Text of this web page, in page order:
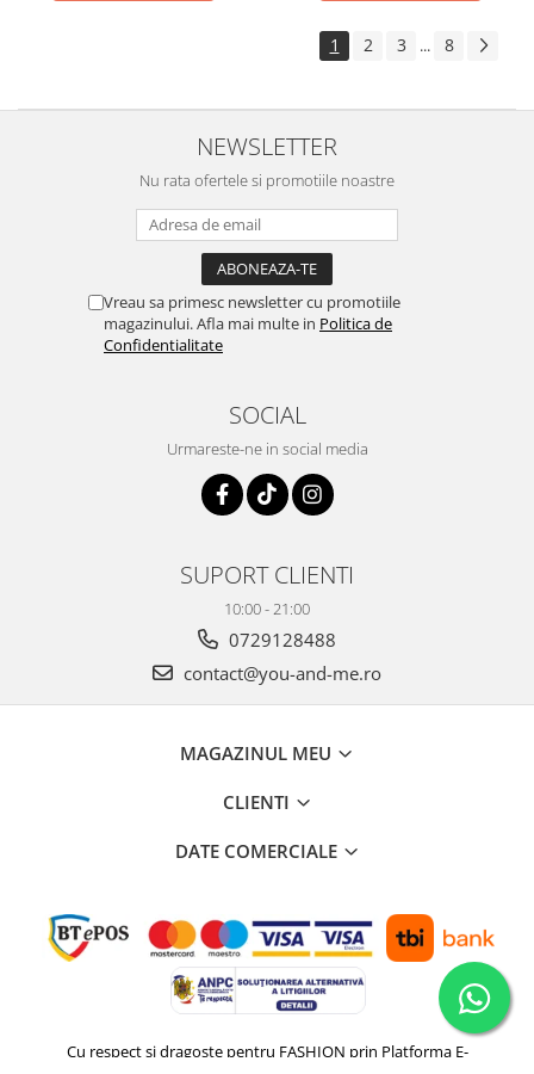
1 2 3 ... 8
NEWSLETTER
Nu rata ofertele si promotiile noastre
Vreau sa primesc newsletter cu promotiile
magazinului. Afla mai multe in Politica de
Confidentialitate
SOCIAL
Urmareste-ne in social media
SUPORT CLIENTI
10:00 - 21:00
0729128488
contact@you-and-me.ro
MAGAZINUL MEU
CLIENTI
DATE COMERCIALE
Cu respect si dragoste pentru FASHION prin Platforma E-